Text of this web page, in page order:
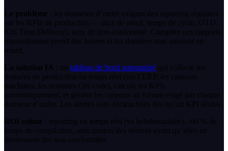
Le problème : les donneurs d’ordre exigent des reporting réguliers
sur les KPIs de production — taux de rebut, temps de cycle, OTD
(On Time Delivery), taux de non-conformité. Compiler ces rapports
manuellement prend des heures et les données sont souvent en
retard.
La solution IA
: un tableau de bord automatisé qui collecte les
données de production en temps réel (via l’ERP, les capteurs
machines, les scanners QR code), calcule les KPIs
automatiquement, et génère les rapports au format exigé par chaque
donneur d’ordre. Les alertes sont déclenchées dès qu’un KPI dérive.
ROI estimé : reporting en temps réel (vs hebdomadaire), -90 % de
temps de compilation, anticipation des dérives avant qu’elles ne
deviennent des non-conformités.